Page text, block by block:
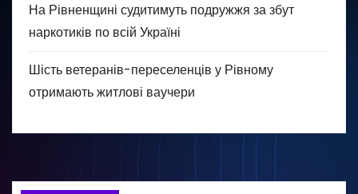
На Рівненщині судитимуть подружжя за збут
наркотиків по всій Україні
Шість ветеранів-переселенців у Рівному
отримають житлові ваучери